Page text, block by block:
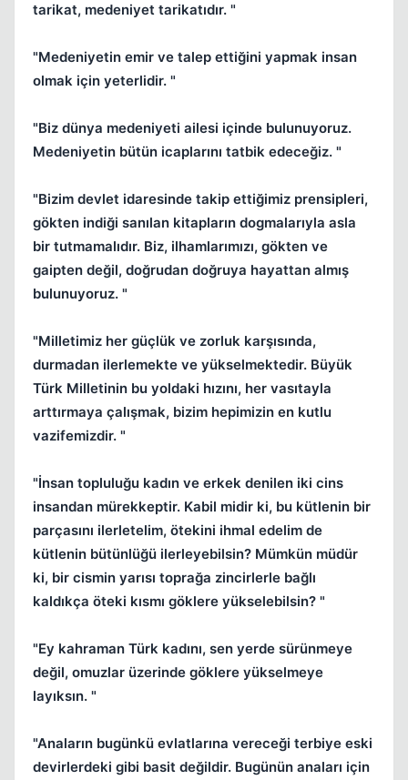
tarikat, medeniyet tarikatıdır. "
"Medeniyetin emir ve talep ettiğini yapmak insan
olmak için yeterlidir. "
"Biz dünya medeniyeti ailesi içinde bulunuyoruz.
Medeniyetin bütün icaplarını tatbik edeceğiz. "
"Bizim devlet idaresinde takip ettiğimiz prensipleri,
gökten indiği sanılan kitapların dogmalarıyla asla
bir tutmamalıdır. Biz, ilhamlarımızı, gökten ve
gaipten değil, doğrudan doğruya hayattan almış
bulunuyoruz. "
"Milletimiz her güçlük ve zorluk karşısında,
durmadan ilerlemekte ve yükselmektedir. Büyük
Türk Milletinin bu yoldaki hızını, her vasıtayla
arttırmaya çalışmak, bizim hepimizin en kutlu
vazifemizdir. "
"İnsan topluluğu kadın ve erkek denilen iki cins
insandan mürekkeptir. Kabil midir ki, bu kütlenin bir
parçasını ilerletelim, ötekini ihmal edelim de
kütlenin bütünlüğü ilerleyebilsin? Mümkün müdür
ki, bir cismin yarısı toprağa zincirlerle bağlı
kaldıkça öteki kısmı göklere yükselebilsin? "
"Ey kahraman Türk kadını, sen yerde sürünmeye
değil, omuzlar üzerinde göklere yükselmeye
layıksın. "
"Anaların bugünkü evlatlarına vereceği terbiye eski
devirlerdeki gibi basit değildir. Bugünün anaları için